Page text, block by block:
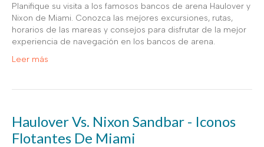
Planifique su visita a los famosos bancos de arena Haulover y
Nixon de Miami. Conozca las mejores excursiones, rutas,
horarios de las mareas y consejos para disfrutar de la mejor
experiencia de navegación en los bancos de arena.
Leer más
Haulover Vs. Nixon Sandbar - Iconos
Flotantes De Miami